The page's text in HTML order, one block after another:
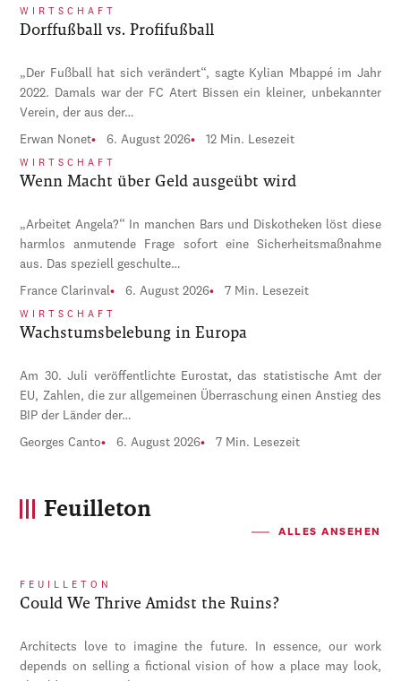
WIRTSCHAFT
Dorffußball vs. Profifußball
„Der Fußball hat sich verändert“, sagte Kylian Mbappé im Jahr
2022. Damals war der FC Atert Bissen ein kleiner, unbekannter
Verein, der aus der…
Erwan Nonet 6. August 2026 12 Min. Lesezeit
WIRTSCHAFT
Wenn Macht über Geld ausgeübt wird
„Arbeitet Angela?“ In manchen Bars und Diskotheken löst diese
harmlos anmutende Frage sofort eine Sicherheitsmaßnahme
aus. Das speziell geschulte…
France Clarinval 6. August 2026 7 Min. Lesezeit
WIRTSCHAFT
Wachstumsbelebung in Europa
Am 30. Juli veröffentlichte Eurostat, das statistische Amt der
EU, Zahlen, die zur allgemeinen Überraschung einen Anstieg des
BIP der Länder der…
Georges Canto 6. August 2026 7 Min. Lesezeit
Feuilleton
ALLES ANSEHEN
FEUILLETON
Could We Thrive Amidst the Ruins?
Architects love to imagine the future. In essence, our work
depends on selling a fictional vision of how a place may look,